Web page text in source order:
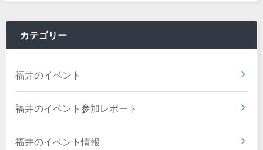
カテゴリー
福井のイベント
福井のイベント参加レポート
福井のイベント情報